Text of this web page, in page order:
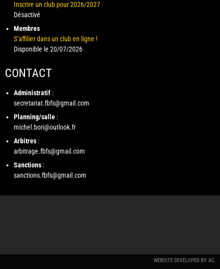
Inscrire un club pour 2026/2027
Désactivé
Membres
S’affilier dans un club en ligne !
Disponible le 20/07/2026
CONTACT
Administratif:
secretariat.fbfs@gmail.com
Planning/salle:
michel.bori@outlook.fr
Arbitres:
arbitrage.fbfs@gmail.com
Sanctions:
sanctions.fbfs@gmail.com
WEBSITE DEVELOPED BYAC.